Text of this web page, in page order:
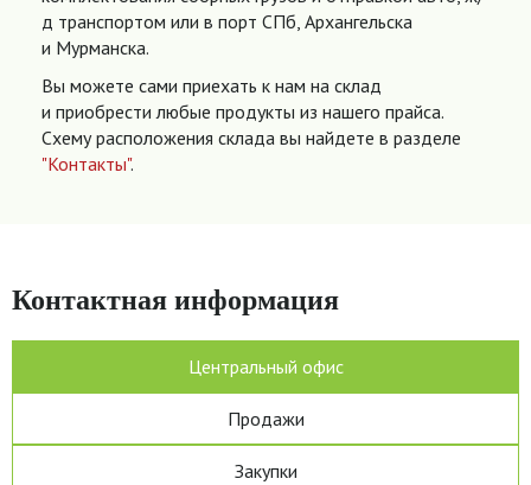
д транспортом или в порт СПб, Архангельска
и Мурманска.
Вы можете сами приехать к нам на склад
и приобрести любые продукты из нашего прайса.
Схему расположения склада вы найдете в разделе
"Контакты".
Контактная информация
Центральный офис
Продажи
Закупки